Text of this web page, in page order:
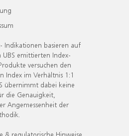
Indikationen basieren auf
emittierten Index-
versuchen den
Index im Verhältnis 1:1
übernimmt dabei keine
die Genauigkeit,
Angemessenheit der